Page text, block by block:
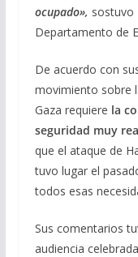
ocupado», sostuvo
Departamento de
De acuerdo con
movimiento sobre
Gaza requiere la
seguridad muy
que el ataque de
tuvo lugar el
todos esas
Sus comentarios
audiencia